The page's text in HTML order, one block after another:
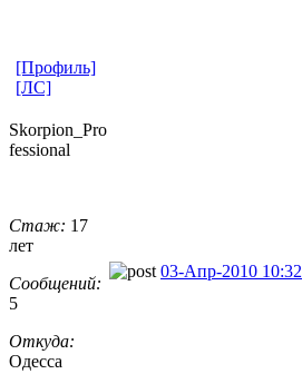
[Профиль]
[ЛС]
Skorpion_Pro
fessional
Стаж: 17
лет
Сообщений:
5
Откуда:
Одесса
03-Апр-2010 10:32